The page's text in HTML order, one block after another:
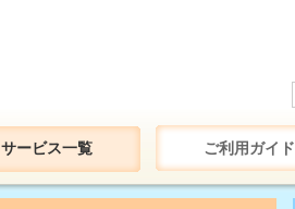
サービス一覧 ご利用ガイド